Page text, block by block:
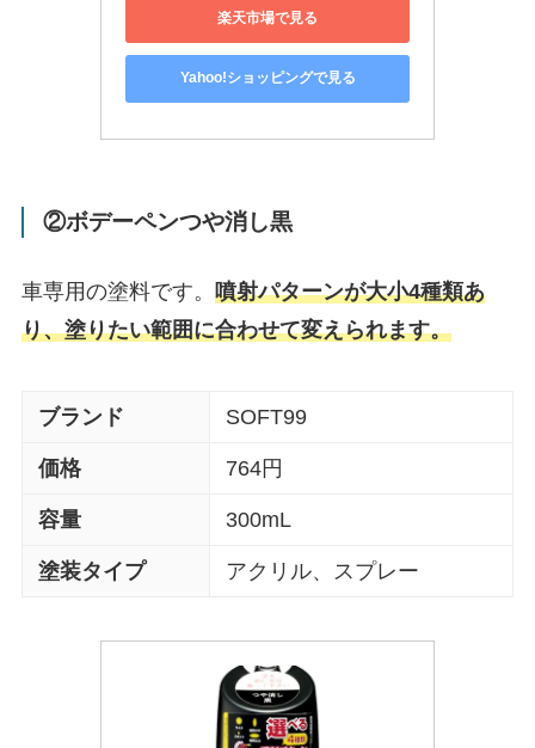
楽天市場で見る
Yahoo!ショッピングで見る
②ボデーペンつや消し黒
車専用の塗料です。 噴射パターンが大小4種類あ
り、塗りたい範囲に合わせて変えられます。
ブランド SOFT99
価格 764円
容量 300mL
塗装タイプ アクリル、スプレー